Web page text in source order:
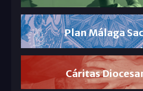
Plan Málaga
Cáritas